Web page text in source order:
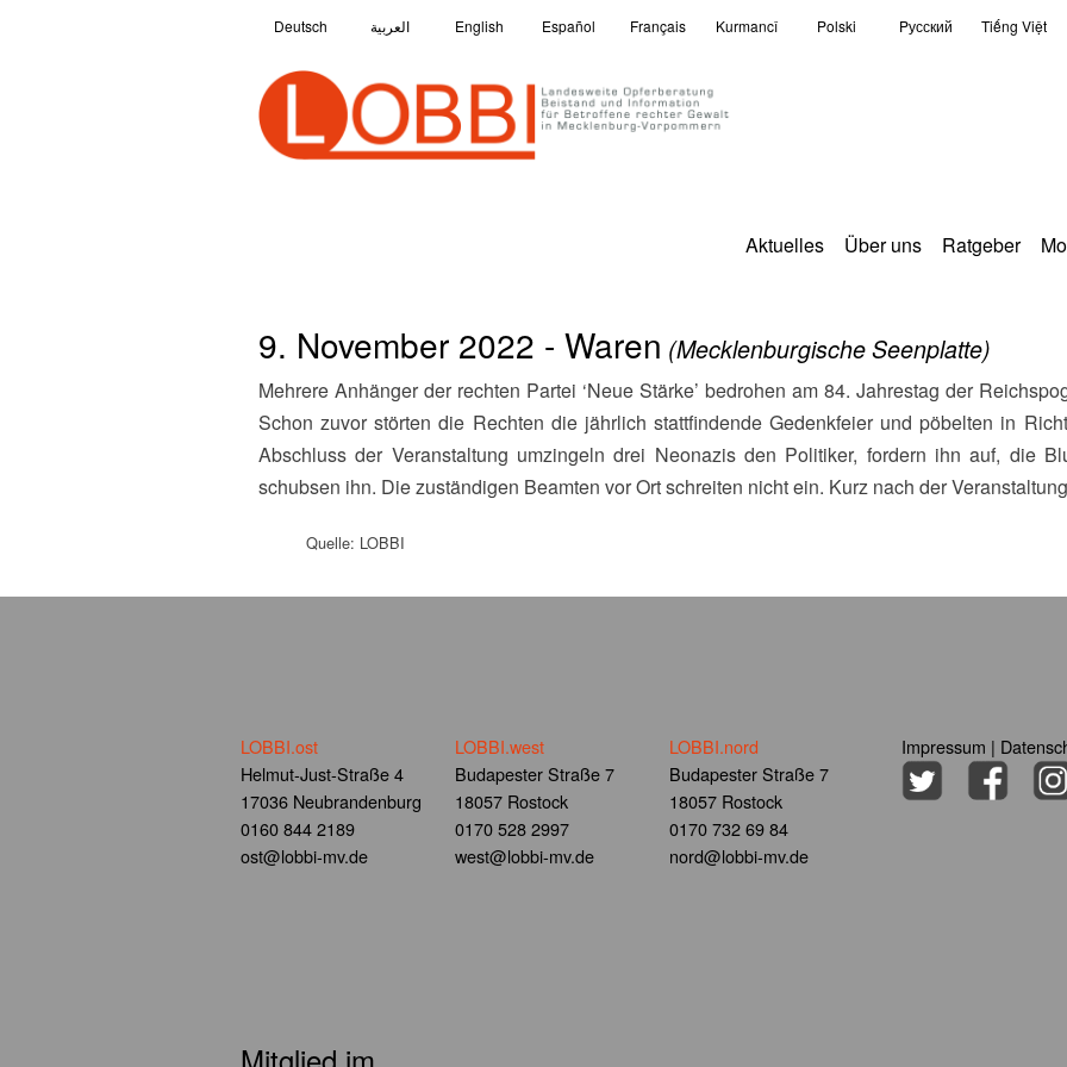
Deutsch العربية English Español Français Kurmancî Polski Pусский Tiếng Việt
Aktuelles Über uns Ratgeber
9. November 2022 - Waren (Mecklenburgische Seenplatte)
Mehrere Anhänger der rechten Partei ‘Neue Stärke’ bedrohen am 84. Jahrestag der Reichspogromnacht den Stadtpräsidenten.
Schon zuvor störten die Rechten die jährlich stattfindende Gedenkfeier und pöbelten in
Abschluss der Veranstaltung umzingeln drei Neonazis den Politiker, fordern ihn auf, die
schubsen ihn. Die zuständigen Beamten vor Ort schreiten nicht ein. Kurz nach der
Quelle: LOBBI
LOBBI.ost
Helmut-Just-Straße 4
17036 Neubrandenburg
0160 844 2189
ost@lobbi-mv.de
LOBBI.west
Budapester Straße 7
18057 Rostock
0170 528 2997
west@lobbi-mv.de
LOBBI.nord
Budapester Straße 7
18057 Rostock
0170 732 69 84
nord@lobbi-mv.de
Impressum |